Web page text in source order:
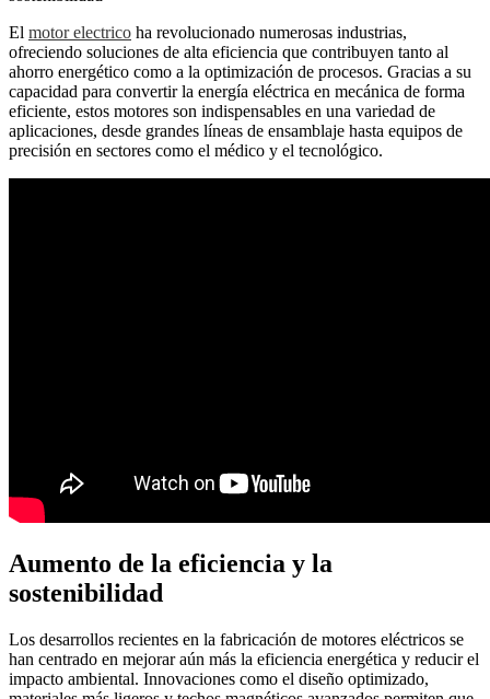
El motor electrico ha revolucionado numerosas industrias,
ofreciendo soluciones de alta eficiencia que contribuyen tanto al
ahorro energético como a la optimización de procesos. Gracias a su
capacidad para convertir la energía eléctrica en mecánica de forma
eficiente, estos motores son indispensables en una variedad de
aplicaciones, desde grandes líneas de ensamblaje hasta equipos de
precisión en sectores como el médico y el tecnológico.
Aumento de la eficiencia y la
sostenibilidad
Los desarrollos recientes en la fabricación de motores eléctricos se
han centrado en mejorar aún más la eficiencia energética y reducir el
impacto ambiental. Innovaciones como el diseño optimizado,